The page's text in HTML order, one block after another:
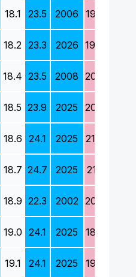
18.1 23.5 2006 19.0
18.2 23.3 2026 19.4
18.4 23.5 2008 20.9
18.5 23.9 2025 20.7
18.6 24.1 2025 21.0
18.7 24.7 2025 21.1
18.9 22.3 2002 20.6
19.0 24.1 2025 18.2
19.1 24.1 2025 19.5